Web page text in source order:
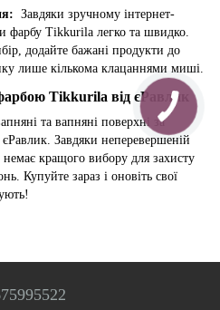
Завдяки зручному інтернет-
фарбу Tikkurila легко та швидко.
додайте бажані продукти до
лише кількома клацаннями миші.
Tikkurila від єРавлик
та вапняні поверхні за
Завдяки неперевершеній
немає кращого вибору для захисту
Купуйте зараз і оновіть свої